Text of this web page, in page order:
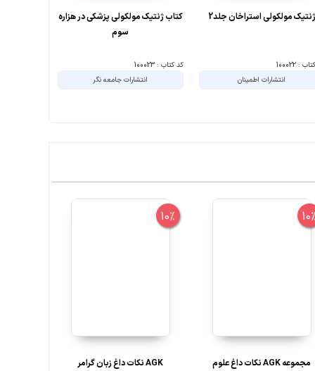
ژنتیک مولکولی استراخان جلد2
: 100022
انتشارات اطمینان
کتاب ژنتیک مولکولی پزشکی در هزاره
سوم
کد کتاب : 100023
انتشارات جامعه نگر
10%
مجموعه AGK نکات داغ علوم
10%
AGK نکات داغ زبان گرامر